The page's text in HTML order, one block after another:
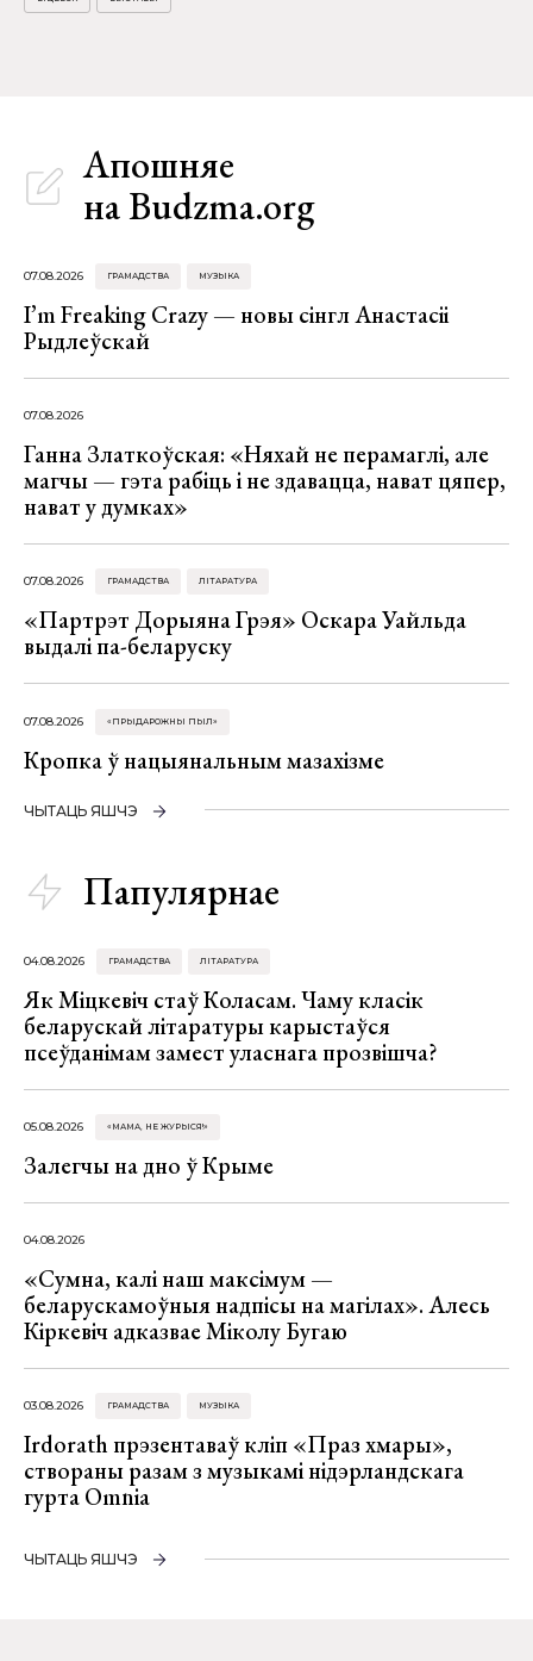
Апошняе
на Budzma.org
07.08.2026 ГРАМАДСТВА МУЗЫКА
I’m Freaking Crazy — новы сінгл Анастасіі
Рыдлеўскай
07.08.2026
Ганна Златкоўская: «Няхай не перамаглі, але
магчы — гэта рабіць і не здавацца, нават цяпер,
нават у думках»
07.08.2026 ГРАМАДСТВА ЛІТАРАТУРА
«Партрэт Дорыяна Грэя» Оскара Уайльда
выдалі па-беларуску
07.08.2026 «ПРЫДАРОЖНЫ ПЫЛ»
Кропка ў нацыянальным мазахізме
ЧЫТАЦЬ ЯШЧЭ
Папулярнае
04.08.2026 ГРАМАДСТВА ЛІТАРАТУРА
Як Міцкевіч стаў Коласам. Чаму класік
беларускай літаратуры карыстаўся
псеўданімам замест уласнага прозвішча?
05.08.2026 «МАМА, НЕ ЖУРЫСЯ!»
Залегчы на дно ў Крыме
04.08.2026
«Сумна, калі наш максімум —
беларускамоўныя надпісы на магілах». Алесь
Кіркевіч адказвае Міколу Бугаю
03.08.2026 ГРАМАДСТВА МУЗЫКА
Irdorath прэзентаваў кліп «Праз хмары»,
створаны разам з музыкамі нідэрландскага
гурта Omnia
ЧЫТАЦЬ ЯШЧЭ